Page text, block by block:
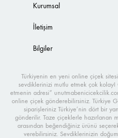
Kurumsal
İletişim
Bilgiler
Türkiyenin en yeni online çiçek
sevdiklerinizi mutlu etmek çok
etmenin adresi”
online çiçek gönderebilirsiniz. Türkiye
siparişleriniz Türkiye’nin dört bir
gönderilir. Taze çiçeklerle hazırlanan
arasından beğendiğiniz ürünü
verebilirsiniz. Sevdiklerinizin